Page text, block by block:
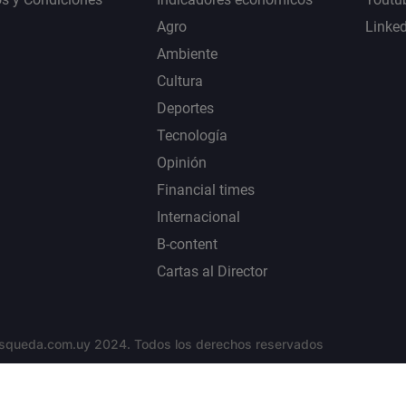
Agro
Ambiente
Cultura
Deportes
Tecnología
Opinión
Financial times
Internacional
B-content
Cartas al Director
2024. Todos los derechos reservados